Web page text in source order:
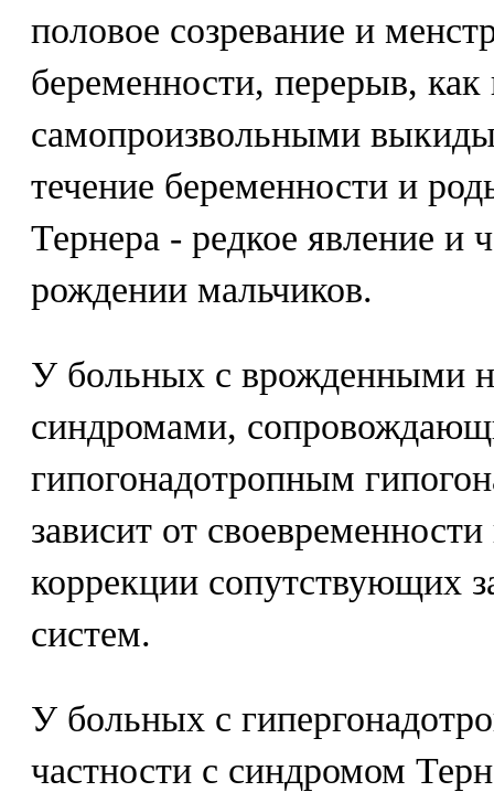
половое созревание и
беременности, перерыв, как
самопроизвольными
течение беременности и
Тернера - редкое явление и
рождении мальчиков.
У больных с врожденными
синдромами,
гипогонадотропным
зависит от
коррекции сопутствующих
систем.
У больных с
частности с синдромом